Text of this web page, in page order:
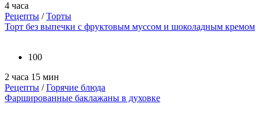
4 часа
Рецепты /Торты
Торт без выпечки с фруктовым муссом и шоколадным кремом
100
2 часа 15 мин
Рецепты /Горячие блюда
Фаршированные баклажаны в духовке